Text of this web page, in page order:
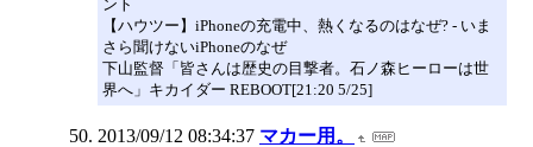
ント
【ハウツー】iPhoneの充電中、熱くなるのはなぜ? - いま
さら聞けないiPhoneのなぜ
下山監督「皆さんは歴史の目撃者。石ノ森ヒーローは世
界へ」キカイダー REBOOT[21:20 5/25]
2013/09/12 08:34:37 マカー用。